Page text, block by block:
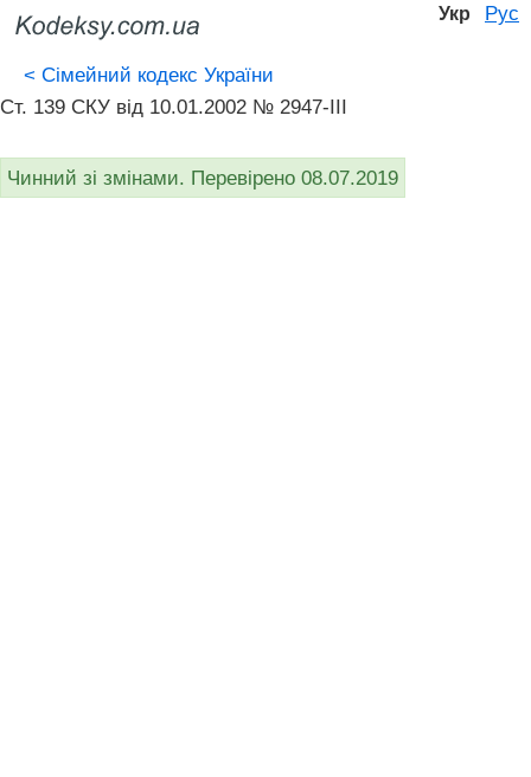
Укр Рус
< Сімейний кодекс України
Ст. 139 СКУ від 10.01.2002 № 2947-III
Чинний зі змінами. Перевірено 08.07.2019